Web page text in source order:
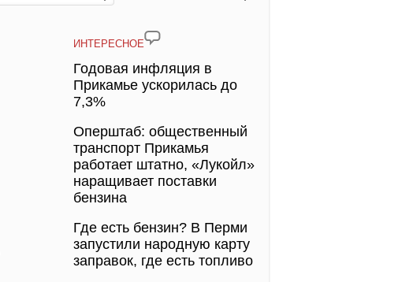
ИНТЕРЕСНОЕ
Годовая инфляция в
Прикамье ускорилась до
7,3%
Оперштаб: общественный
транспорт Прикамья
работает штатно, «Лукойл»
наращивает поставки
бензина
Где есть бензин? В Перми
запустили народную карту
заправок, где есть топливо